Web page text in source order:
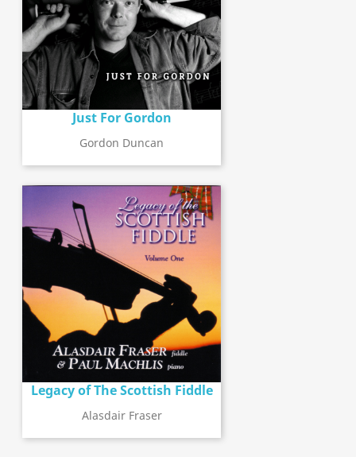
Just For Gordon
Gordon Duncan
Legacy of The Scottish Fiddle
Alasdair Fraser